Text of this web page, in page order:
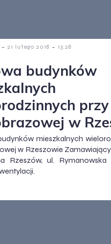
- 21 lutego 2018 - 13:28
budynków
w
mieszkalnych
w Rzeszowie
Rzeszów, ul.